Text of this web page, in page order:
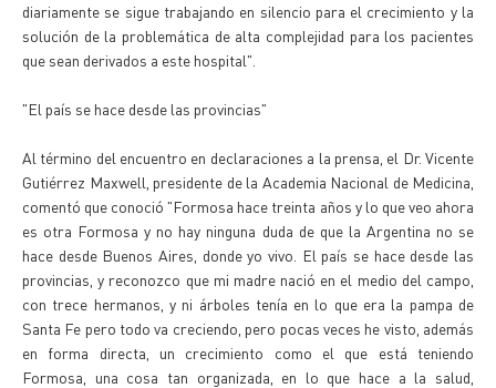
diariamente se sigue trabajando en silencio para el crecimiento y la
solución de la problemática de alta complejidad para los pacientes
que sean derivados a este hospital".
"El país se hace desde las provincias"
Al término del encuentro en declaraciones a la prensa, el Dr. Vicente
Gutiérrez Maxwell, presidente de la Academia Nacional de Medicina,
comentó que conoció "Formosa hace treinta años y lo que veo ahora
es otra Formosa y no hay ninguna duda de que la Argentina no se
hace desde Buenos Aires, donde yo vivo. El país se hace desde las
provincias, y reconozco que mi madre nació en el medio del campo,
con trece hermanos, y ni árboles tenía en lo que era la pampa de
Santa Fe pero todo va creciendo, pero pocas veces he visto, además
en forma directa, un crecimiento como el que está teniendo
Formosa, una cosa tan organizada, en lo que hace a la salud,